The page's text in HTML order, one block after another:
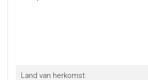
Land van herkomst: